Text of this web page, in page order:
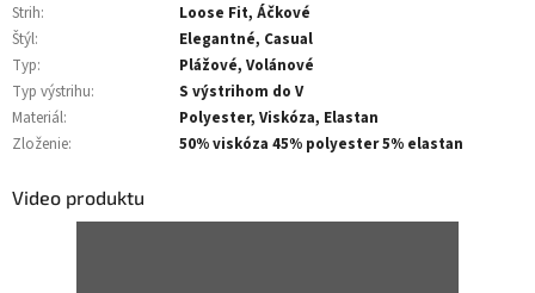
Strih:
Loose Fit, Áčkové
Štýl:
Elegantné, Casual
Typ:
Plážové, Volánové
Typ výstrihu:
S výstrihom do V
Materiál:
Polyester, Viskóza, Elastan
Zloženie: 50% viskóza 45% polyester 5% elastan
Video produktu